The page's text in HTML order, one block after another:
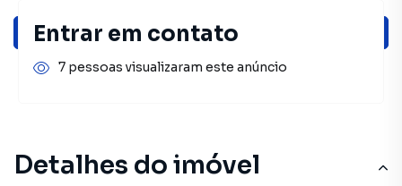
Ver sugestões
Detalhes do imóvel
Entrar em contato
7 pessoas visualizaram este anúncio